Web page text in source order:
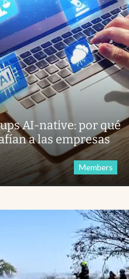
AI-native: por qué
a las empresas
Members